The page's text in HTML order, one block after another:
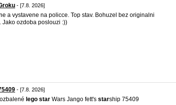
- [7.8. 2026]
a vystavene na policce. Top stav. Bohuzel bez originalni
Jako ozdoba poslouzi :))
- [7.8. 2026]
lego star Wars Jango fett's starship 75409